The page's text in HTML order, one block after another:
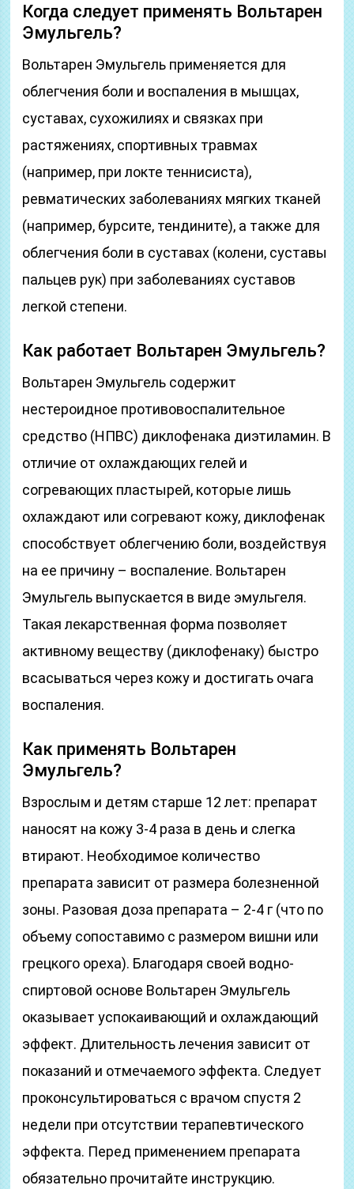
Когда следует применять Вольтарен
Эмульгель?
Вольтарен Эмульгель применяется для
облегчения боли и воспаления в мышцах,
суставах, сухожилиях и связках при
растяжениях, спортивных травмах
(например, при локте теннисиста),
ревматических заболеваниях мягких тканей
(например, бурсите, тендините), а также для
облегчения боли в суставах (колени, суставы
пальцев рук) при заболеваниях суставов
легкой степени.
Как работает Вольтарен Эмульгель?
Вольтарен Эмульгель содержит
нестероидное противовоспалительное
средство (НПВС) диклофенака диэтиламин. В
отличие от охлаждающих гелей и
согревающих пластырей, которые лишь
охлаждают или согревают кожу, диклофенак
способствует облегчению боли, воздействуя
на ее причину – воспаление. Вольтарен
Эмульгель выпускается в виде эмульгеля.
Такая лекарственная форма позволяет
активному веществу (диклофенаку) быстро
всасываться через кожу и достигать очага
воспаления.
Как применять Вольтарен
Эмульгель?
Взрослым и детям старше 12 лет: препарат
наносят на кожу 3-4 раза в день и слегка
втирают. Необходимое количество
препарата зависит от размера болезненной
зоны. Разовая доза препарата – 2-4 г (что по
объему сопоставимо с размером вишни или
грецкого ореха). Благодаря своей водно-
спиртовой основе Вольтарен Эмульгель
оказывает успокаивающий и охлаждающий
эффект. Длительность лечения зависит от
показаний и отмечаемого эффекта. Следует
проконсультироваться с врачом спустя 2
недели при отсутствии терапевтического
эффекта. Перед применением препарата
обязательно прочитайте инструкцию.